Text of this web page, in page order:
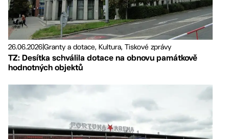
26.06.2026Granty a dotace, Kultura, Tiskové zprávy
TZ: Desítka schválila dotace na obnovu památkově
hodnotných objektů